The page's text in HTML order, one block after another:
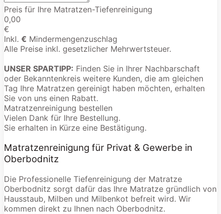
Preis für Ihre Matratzen-Tiefenreinigung
0,00
€
Inkl. € Mindermengenzuschlag
Alle Preise inkl. gesetzlicher Mehrwertsteuer.
UNSER SPARTIPP: Finden Sie in Ihrer Nachbarschaft
oder Bekanntenkreis weitere Kunden, die am gleichen
Tag Ihre Matratzen gereinigt haben möchten, erhalten
Sie von uns einen Rabatt.
Matratzenreinigung bestellen
Vielen Dank für Ihre Bestellung.
Sie erhalten in Kürze eine Bestätigung.
Matratzenreinigung für Privat & Gewerbe in
Oberbodnitz
Die Professionelle Tiefenreinigung der Matratze
Oberbodnitz sorgt dafür das Ihre Matratze gründlich von
Hausstaub, Milben und Milbenkot befreit wird. Wir
kommen direkt zu Ihnen nach Oberbodnitz.